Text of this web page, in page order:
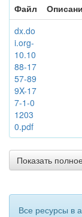
Файл
dx.do
i.org-
10.10
88-17
57-89
9X-17
7-1-0
1203
0.pdf
Показать
Все ресурсы в